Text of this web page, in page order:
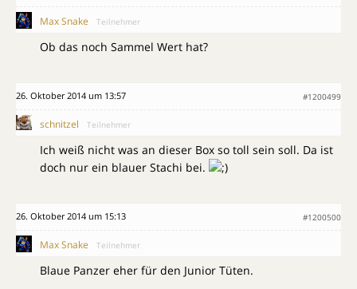
Max Snake Teilnehmer
Ob das noch Sammel Wert hat?
26. Oktober 2014 um 13:57 #1200499
schnitzel Teilnehmer
Ich weiß nicht was an dieser Box so toll sein soll. Da ist
doch nur ein blauer Stachi bei.
26. Oktober 2014 um 15:13 #1200500
Max Snake Teilnehmer
Blaue Panzer eher für den Junior Tüten.